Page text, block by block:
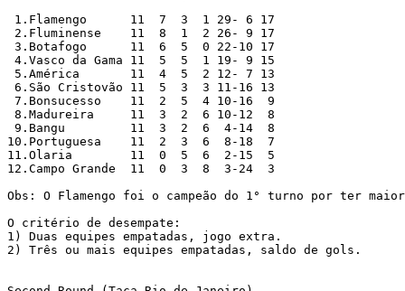
1.Flamengo      11  7  3  1 29- 6 17
2.Fluminense    11  8  1  2 26- 9 17
3.Botafogo      11  6  5  0 22-10 17
4.Vasco da Gama 11  5  5  1 19- 9 15
5.América       11  4  5  2 12- 7 13
6.São Cristovão 11  5  3  3 11-16 13
7.Bonsucesso    11  2  5  4 10-16  9
8.Madureira     11  3  2  6 10-12  8
9.Bangu         11  3  2  6  4-14  8
10.Portuguesa    11  2  3  6  8-18  7
11.Olaria        11  0  5  6  2-15  5
12.Campo Grande  11  0  3  8  3-24  3
Obs: O Flamengo foi o campeão do 1° turno por ter
O critério de desempate:
1) Duas equipes empatadas, jogo extra.
2) Três ou mais equipes empatadas, saldo de gols.